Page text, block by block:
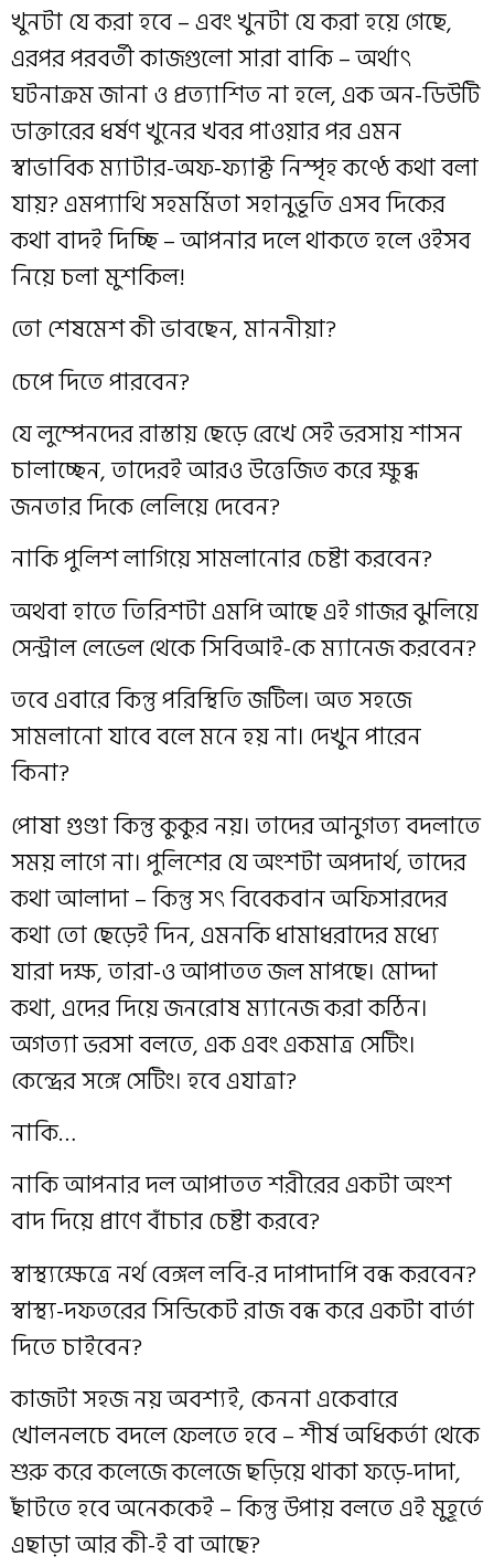
খুনটা যে করা হবে – এবং খুনটা যে করা হয়ে গেছে,
এরপর পরবর্তী কাজগুলো সারা বাকি – অর্থাৎ
ঘটনাক্রম জানা ও প্রত্যাশিত না হলে, এক অন-ডিউটি
ডাক্তারের ধর্ষণ খুনের খবর পাওয়ার পর এমন
স্বাভাবিক ম্যাটার-অফ-ফ্যাক্ট নিস্পৃহ কণ্ঠে কথা বলা
যায়? এমপ্যাথি সহমর্মিতা সহানুভূতি এসব দিকের
কথা বাদই দিচ্ছি – আপনার দলে থাকতে হলে ওইসব
নিয়ে চলা মুশকিল!
তো শেষমেশ কী ভাবছেন, মাননীয়া?
চেপে দিতে পারবেন?
যে লুম্পেনদের রাস্তায় ছেড়ে রেখে সেই ভরসায় শাসন
চালাচ্ছেন, তাদেরই আরও উত্তেজিত করে ক্ষুব্ধ
জনতার দিকে লেলিয়ে দেবেন?
নাকি পুলিশ লাগিয়ে সামলানোর চেষ্টা করবেন?
অথবা হাতে তিরিশটা এমপি আছে এই গাজর ঝুলিয়ে
সেন্ট্রাল লেভেল থেকে সিবিআই-কে ম্যানেজ করবেন?
তবে এবারে কিন্তু পরিস্থিতি জটিল। অত সহজে
সামলানো যাবে বলে মনে হয় না। দেখুন পারেন
কিনা?
পোষা গুণ্ডা কিন্তু কুকুর নয়। তাদের আনুগত্য বদলাতে
সময় লাগে না। পুলিশের যে অংশটা অপদার্থ, তাদের
কথা আলাদা – কিন্তু সৎ বিবেকবান অফিসারদের
কথা তো ছেড়েই দিন, এমনকি ধামাধরাদের মধ্যে
যারা দক্ষ, তারা-ও আপাতত জল মাপছে। মোদ্দা
কথা, এদের দিয়ে জনরোষ ম্যানেজ করা কঠিন।
অগত্যা ভরসা বলতে, এক এবং একমাত্র সেটিং।
কেন্দ্রের সঙ্গে সেটিং। হবে এযাত্রা?
নাকি…
নাকি আপনার দল আপাতত শরীরের একটা অংশ
বাদ দিয়ে প্রাণে বাঁচার চেষ্টা করবে?
স্বাস্থ্যক্ষেত্রে নর্থ বেঙ্গল লবি-র দাপাদাপি বন্ধ করবেন?
স্বাস্থ্য-দফতরের সিন্ডিকেট রাজ বন্ধ করে একটা বার্তা
দিতে চাইবেন?
কাজটা সহজ নয় অবশ্যই, কেননা একেবারে
খোলনলচে বদলে ফেলতে হবে – শীর্ষ অধিকর্তা থেকে
শুরু করে কলেজে কলেজে ছড়িয়ে থাকা ফড়ে-দাদা,
ছাঁটতে হবে অনেককেই – কিন্তু উপায় বলতে এই মুহূর্তে
এছাড়া আর কী-ই বা আছে?